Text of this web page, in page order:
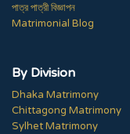
পাত্র পাত্রী বিজ্ঞাপন
Matrimonial Blog
By Division
Dhaka Matrimony
Chittagong Matrimony
Sylhet Matrimony